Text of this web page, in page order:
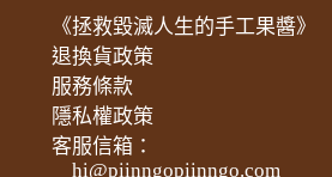
《拯救毀滅人生的手工果醬》
退換貨政策
服務條款
隱私權政策
客服信箱：
hi@piinngopiinngo.com